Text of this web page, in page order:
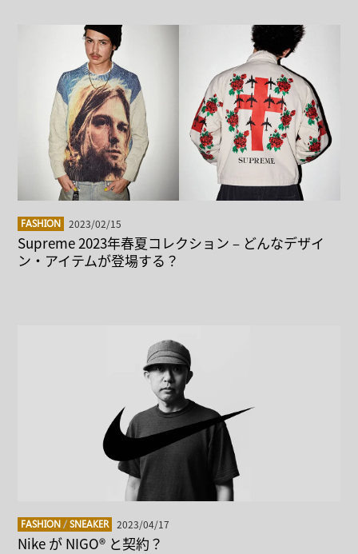
FASHION 2023/02/15
Supreme 2023年春夏コレクション – どんなデザイ
ン・アイテムが登場する？
FASHION /SNEAKER 2023/04/17
Nike が NIGO® と契約？